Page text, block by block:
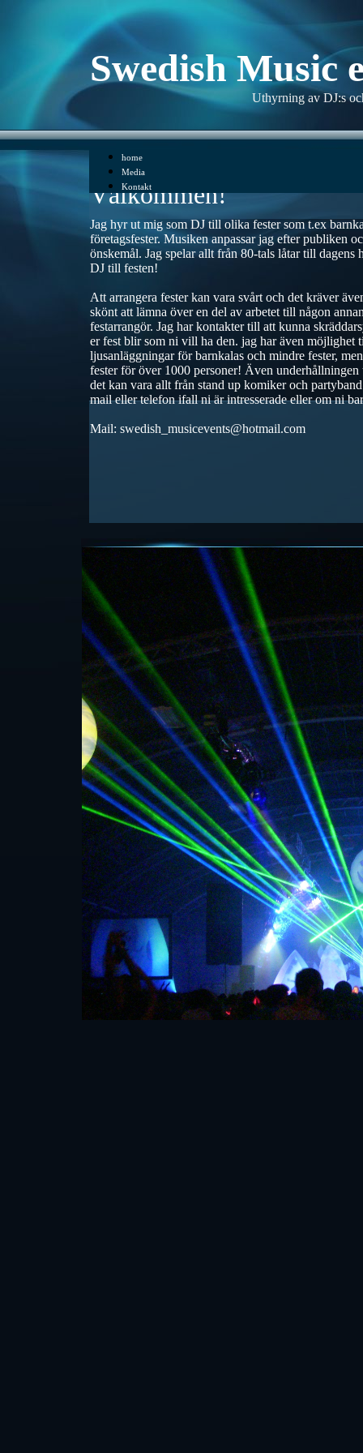
Swedish Music
Uthyrning av DJ:s
Välkommen!
home
Media
Kontakt
Jag hyr ut mig som DJ till olika fester som t.ex
företagsfester. Musiken anpassar jag efter publiken
önskemål. Jag spelar allt från 80-tals låtar till
DJ till festen!
Att arrangera fester kan vara svårt och det kräver
skönt att lämna över en del av arbetet till någon
festarrangör. Jag har kontakter till att kunna
er fest blir som ni vill ha den. jag har även möjlighet
ljusanläggningar för barnkalas och mindre fester,
fester för över 1000 personer! Även
det kan vara allt från stand up komiker och
mail eller telefon ifall ni är intresserade eller om ni
Mail: swedish_musicevents@hotmail.com